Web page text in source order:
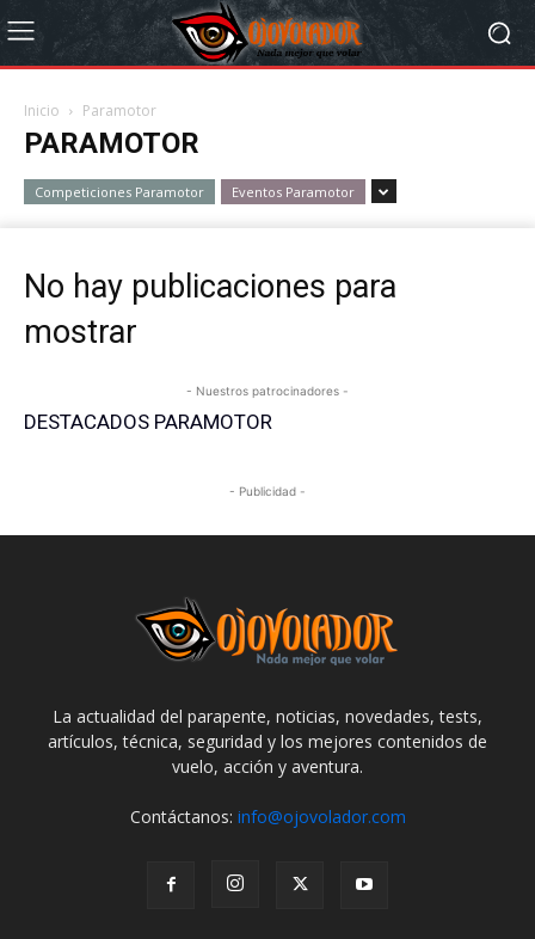
Inicio Paramotor
PARAMOTOR
Competiciones Paramotor Eventos Paramotor
No hay publicaciones para
mostrar
- Nuestros patrocinadores -
DESTACADOS PARAMOTOR
- Publicidad -
La actualidad del parapente, noticias, novedades, tests,
artículos, técnica, seguridad y los mejores contenidos de
vuelo, acción y aventura.
Contáctanos: info@ojovolador.com